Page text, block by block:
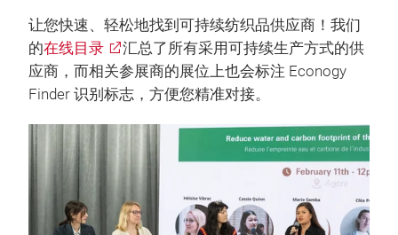
让您快速、轻松地找到可持续纺织品供应商！我们
的在线目录
汇总了所有采用可持续生产方式的供
应商，而相关参展商的展位上也会标注 Econogy
Finder 识别标志，方便您精准对接。